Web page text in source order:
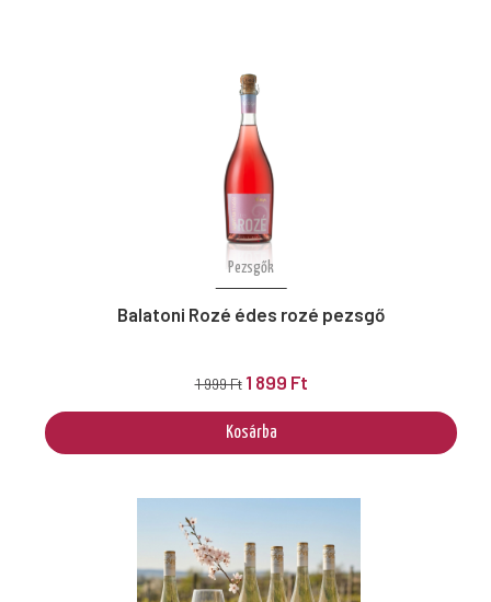
Pezsgők
Balatoni Rozé édes rozé pezsgő
1 999 Ft 1 899 Ft
Kosárba